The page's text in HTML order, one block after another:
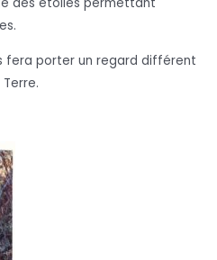
fera porter un regard différent